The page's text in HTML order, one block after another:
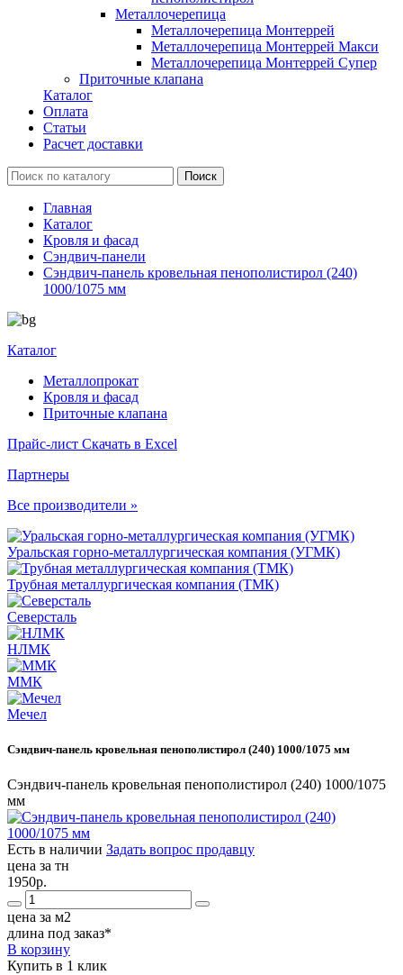
Металлочерепица
Металлочерепица Монтеррей
Металлочерепица Монтеррей Макси
Металлочерепица Монтеррей Супер
Приточные клапана
Каталог
Оплата
Статьи
Расчет доставки
Главная
Каталог
Кровля и фасад
Сэндвич-панели
Сэндвич-панель кровельная пенополистирол (240)
1000/1075 мм
Каталог
Металлопрокат
Кровля и фасад
Приточные клапана
Прайс-лист Скачать в Excel
Партнеры
Все производители »
Уральская горно-металлургическая компания (УГМК)
Трубная металлургическая компания (ТМК)
Северсталь
НЛМК
ММК
Мечел
Сэндвич-панель кровельная пенополистирол (240) 1000/1075 мм
Сэндвич-панель кровельная пенополистирол (240) 1000/1075
мм
Есть в наличии Задать вопрос продавцу
цена за тн
1950р.
цена за м2
длина под заказ*
В корзину
Купить в 1 клик